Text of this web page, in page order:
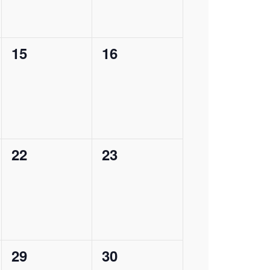
0
15
0
16
0
22
0
23
0
29
0
30